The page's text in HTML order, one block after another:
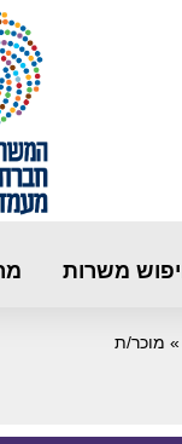
משרות
» מוכר/ת